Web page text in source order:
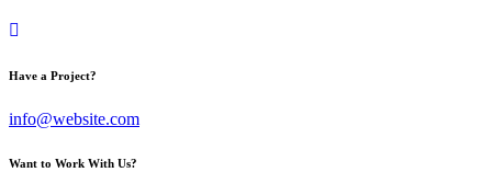
Have a Project?
info@website.com
Want to Work With Us?